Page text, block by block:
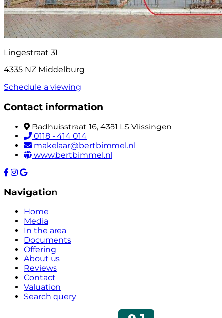
Lingestraat 31
4335 NZ Middelburg
Schedule a viewing
Contact information
Badhuisstraat 16, 4381 LS Vlissingen
0118 - 414 014
makelaar@bertbimmel.nl
www.bertbimmel.nl
Navigation
Home
Media
In the area
Documents
Offering
About us
Reviews
Contact
Valuation
Search query